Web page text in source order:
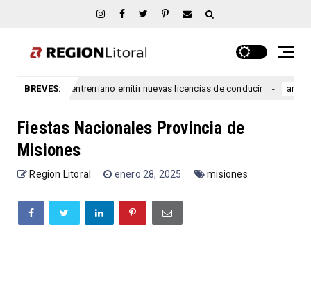
BREVES:
entrerriano emitir nuevas licencias de conducir argentina
Fiestas Nacionales Provincia de
Misiones
Region Litoral enero 28, 2025 misiones